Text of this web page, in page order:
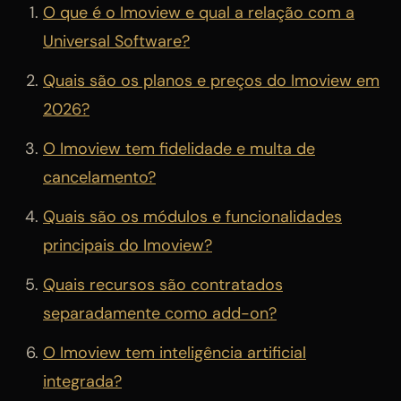
O que é o Imoview e qual a relação com a
Universal Software?
Quais são os planos e preços do Imoview em
2026?
O Imoview tem fidelidade e multa de
cancelamento?
Quais são os módulos e funcionalidades
principais do Imoview?
Quais recursos são contratados
separadamente como add-on?
O Imoview tem inteligência artificial
integrada?